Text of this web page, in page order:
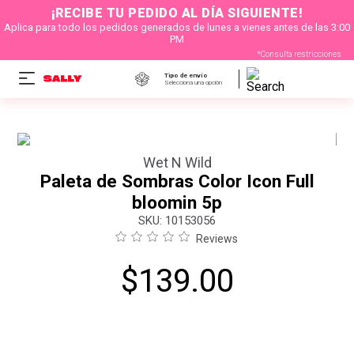
¡RECIBE TU PEDIDO AL DÍA SIGUIENTE!
Aplica para todo los pedidos generados de lunes a vienes antes de las 3:00
PM
*Consulta restricciones
Tipo de envío
Selecciona una opción
Wet N Wild
Paleta de Sombras Color Icon Full
bloomin 5p
: 10153056
Reviews
$139.00